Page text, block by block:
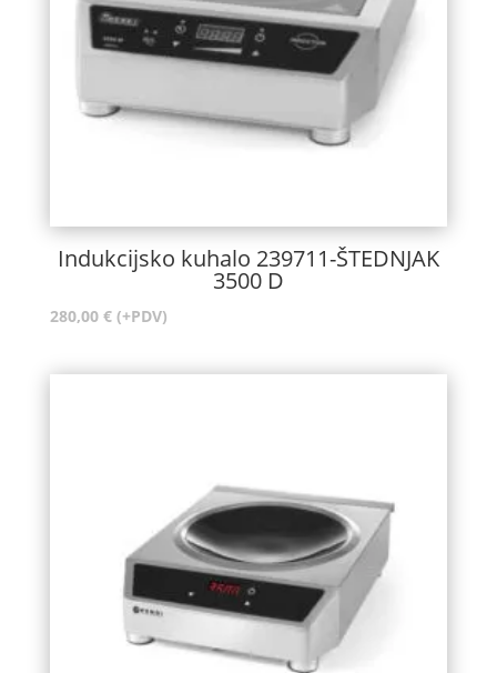
Indukcijsko kuhalo 239711-ŠTEDNJAK
3500 D
280,00 € (+PDV)